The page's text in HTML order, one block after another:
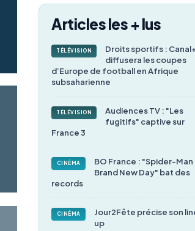
Articles les + lus
TÉLÉVISION
Droits sportifs :
diffusera les coupes
d’Europe de football en Afrique
subsaharienne
TÉLÉVISION
Audiences TV : "Les
fugitifs" captive sur
France 3
CINÉMA
BO France : "Spider-Man
Brand New Day" bat des
records
CINÉMA
Jour2Fête précise son
up